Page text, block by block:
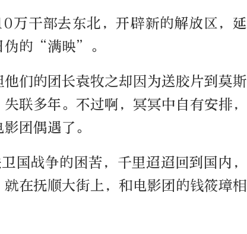
万干部去东北，开辟新的解放区，延
伪的“满映”。
们的团长袁牧之却因为送胶片到莫斯
联多年。不过啊，冥冥中自有安排，
团偶遇了。
国战争的困苦，千里迢迢回到国内，
在抚顺大街上，和电影团的钱筱璋相